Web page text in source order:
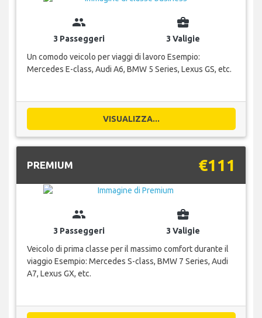
group
3 Passeggeri
business_center
3 Valigie
Un comodo veicolo per viaggi di lavoro Esempio:
Mercedes E-class, Audi A6, BMW 5 Series, Lexus GS, etc.
VISUALIZZA...
PREMIUM €111
group
3 Passeggeri
business_center
3 Valigie
Veicolo di prima classe per il massimo comfort durante il
viaggio Esempio: Mercedes S-class, BMW 7 Series, Audi
A7, Lexus GX, etc.